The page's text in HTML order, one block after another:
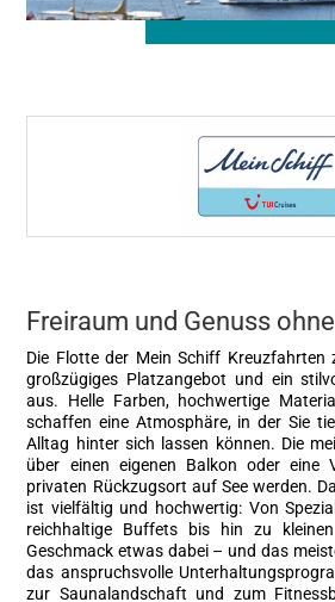
Freiraum und Genuss
Die Flotte der Mein Schiff Kreuzfahrten
großzügiges Platzangebot und ein
aus. Helle Farben, hochwertige
schaffen eine Atmosphäre, in der Sie
Alltag hinter sich lassen können. Die
über einen eigenen Balkon oder eine
privaten Rückzugsort auf See werden.
ist vielfältig und hochwertig: Von
reichhaltige Buffets bis hin zu
Geschmack etwas dabei – und das
das anspruchsvolle
zur Saunalandschaft und zum